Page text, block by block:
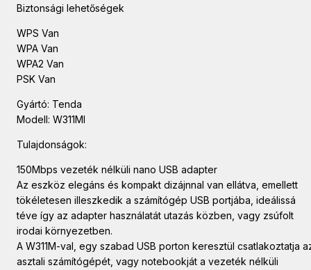
Biztonsági lehetőségek
WPS Van
WPA Van
WPA2 Van
PSK Van
Gyártó: Tenda
Modell: W311MI
Tulajdonságok:
150Mbps vezeték nélküli nano USB adapter
Az eszköz elegáns és kompakt dizájnnal van ellátva, emellett
tökéletesen illeszkedik a számítógép USB portjába, ideálissá
téve így az adapter használatát utazás közben, vagy zsúfolt
irodai környezetben.
A W311M-val, egy szabad USB porton keresztül csatlakoztatja
asztali számítógépét, vagy notebookját a vezeték nélküli